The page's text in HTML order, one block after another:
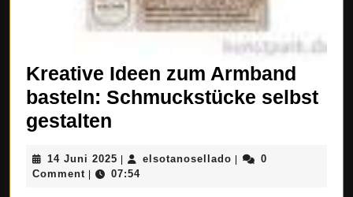
Kreative Ideen zum Armband
basteln: Schmuckstücke selbst
gestalten
zum
14 Juni 2025 14
Juni
| elsotanosellado elsotanosellado
|
0
Comment | 07:54